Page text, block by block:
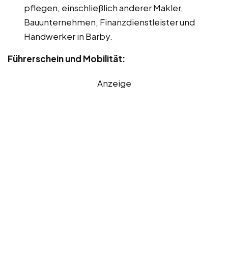
pflegen, einschließlich anderer Makler,
Bauunternehmen, Finanzdienstleister und
Handwerker in Barby.
Führerschein und Mobilität:
Anzeige